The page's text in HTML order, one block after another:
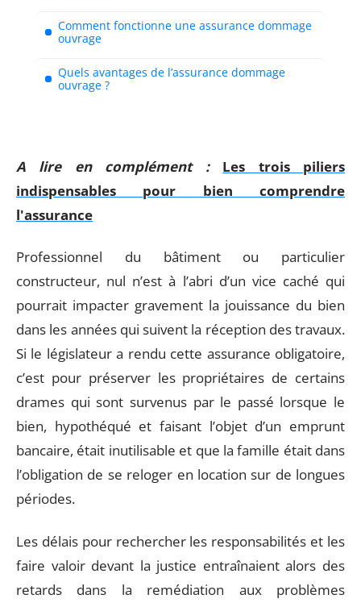
Comment fonctionne une assurance dommage
ouvrage
Quels avantages de l’assurance dommage
ouvrage ?
A lire en complément :
Les trois piliers
indispensables pour bien comprendre
l'assurance
Professionnel du bâtiment ou particulier
constructeur, nul n’est à l’abri d’un vice caché qui
pourrait impacter gravement la jouissance du bien
dans les années qui suivent la réception des travaux.
Si le législateur a rendu cette assurance obligatoire,
c’est pour préserver les propriétaires de certains
drames qui sont survenus par le passé lorsque le
bien, hypothéqué et faisant l’objet d’un emprunt
bancaire, était inutilisable et que la famille était dans
l’obligation de se reloger en location sur de longues
périodes.
Les délais pour rechercher les responsabilités et les
faire valoir devant la justice entraînaient alors des
retards dans la remédiation aux problèmes